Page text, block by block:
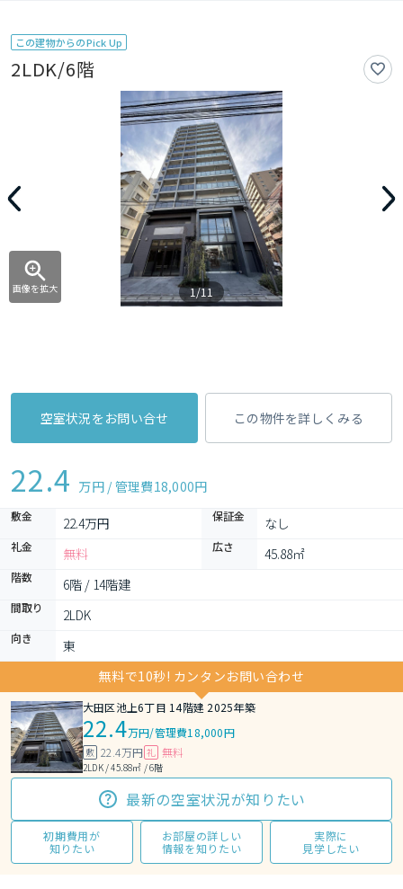
この建物からのPick Up
2LDK/6階
画像を拡大 1/11
空室状況をお問い合せ この物件を詳しくみる
22.4 万円 / 管理費18,000円
敷金 22.4万円 保証金 なし
礼金 無料 広さ 45.88㎡
階数 6階 / 14階建
間取り 2LDK
向き
東
無料で10秒! カンタンお問い合わせ
大田区池上6丁目 14階建 2025年築
22.4万円/管理費18,000円
敷 22.4万円 礼 無料
2LDK / 45.88㎡ / 6階
最新の空室状況が知りたい
初期費用が
知りたい
お部屋の詳しい
情報を知りたい
実際に
見学したい